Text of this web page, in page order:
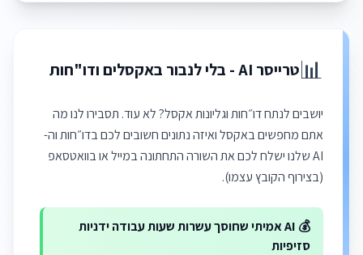
📊טרייסר AI - בלי לנבור באקסלים ודו"חות
יושבים לנתח דו״חות וגליונות אקסל? לא עוד. תסבירו לנו מה
אתם מחפשים באקסל ואיזה נתונים חשובים לכם בדו״חות וה-
AI שלנו ישלח לכם את השורה התחתונה במייל או בוואטסאפ
(בצירוף הקובץ עצמו).
💰 AI אמיתי שחוסך עשרות שעות עבודה ידניות
סזיפיות